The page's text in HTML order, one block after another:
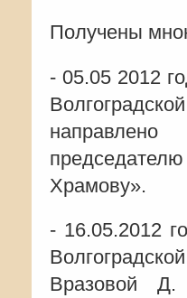
Получены
- 05.05 2012
Храмову».
- 16.05.2012
Вразовой